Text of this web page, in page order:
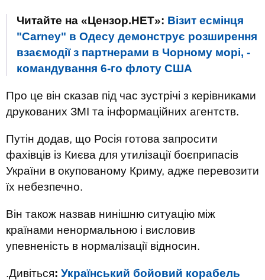
Читайте на «Цензор.НЕТ»: Візит есмінця
"Carney" в Одесу демонструє розширення
взаємодії з партнерами в Чорному морі, -
командування 6-го флоту США
Про це він сказав під час зустрічі з керівниками
друкованих ЗМІ та інформаційних агентств.
Путін додав, що Росія готова запросити
фахівців із Києва для утилізації боєприпасів
України в окупованому Криму, адже перевозити
їх небезпечно.
Він також назвав нинішню ситуацію між
країнами ненормальною і висловив
упевненість в нормалізації відносин.
.Дивіться: Український бойовий корабель